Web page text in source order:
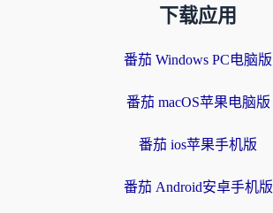
下载应用
番茄 Windows PC电脑版
番茄 macOS苹果电脑版
番茄 ios苹果手机版
番茄 Android安卓手机版